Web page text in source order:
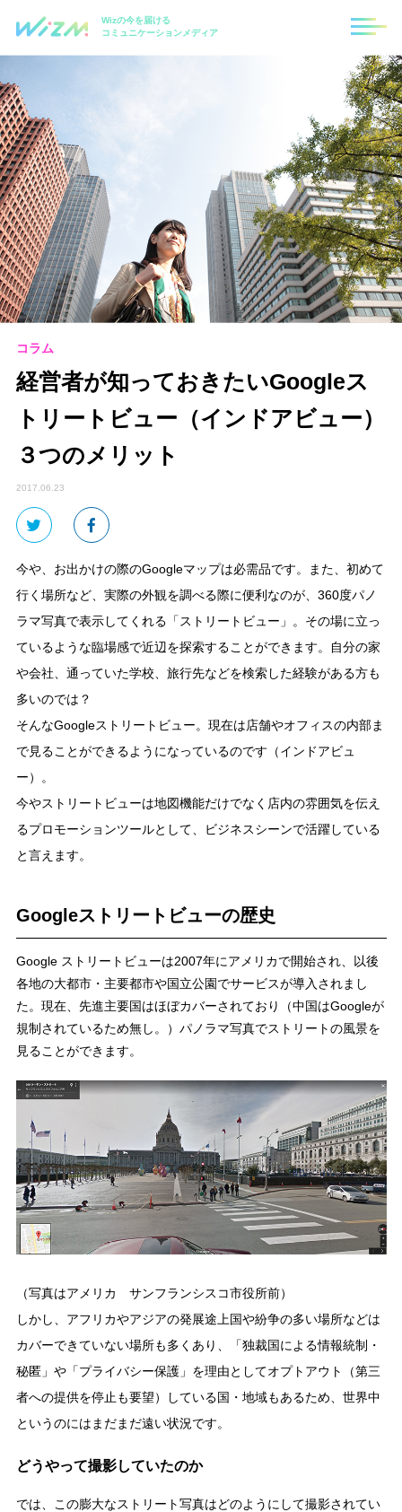
Wizの今を届ける
コミュニケーションメディア
コラム
経営者が知っておきたいGoogleス
トリートビュー（インドアビュー）
３つのメリット
2017.06.23
今や、お出かけの際のGoogleマップは必需品です。また、初めて
行く場所など、実際の外観を調べる際に便利なのが、360度パノ
ラマ写真で表示してくれる「ストリートビュー」。その場に立っ
ているような臨場感で近辺を探索することができます。自分の家
や会社、通っていた学校、旅行先などを検索した経験がある方も
多いのでは？
そんなGoogleストリートビュー。現在は店舗やオフィスの内部ま
で見ることができるようになっているのです（インドアビュ
ー）。
今やストリートビューは地図機能だけでなく店内の雰囲気を伝え
るプロモーションツールとして、ビジネスシーンで活躍している
と言えます。
Googleストリートビューの歴史
Google ストリートビューは2007年にアメリカで開始され、以後
各地の大都市・主要都市や国立公園でサービスが導入されまし
た。現在、先進主要国はほぼカバーされており（中国はGoogleが
規制されているため無し。）パノラマ写真でストリートの風景を
見ることができます。
（写真はアメリカ サンフランシスコ市役所前）
しかし、アフリカやアジアの発展途上国や紛争の多い場所などは
カバーできていない場所も多くあり、「独裁国による情報統制・
秘匿」や「プライバシー保護」を理由としてオプトアウト（第三
者への提供を停止も要望）している国・地域もあるため、世界中
というのにはまだまだ遠い状況です。
どうやって撮影していたのか
では、この膨大なストリート写真はどのようにして撮影されてい